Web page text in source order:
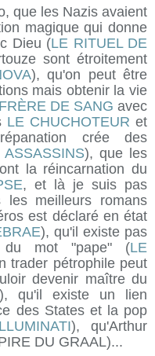
que les Nazis avaient
magique qui donne
Dieu (LE RITUEL DE
sont étroitement
), qu'on peut être
mais obtenir la vie
DE SANG avec
LE CHUCHOTEUR et
crée des
), que les
la réincarnation du
, et là je suis pas
meilleurs romans
est déclaré en état
), qu'il existe pas
du mot "pape" (LE
trader pétrophile peut
devenir maître du
), qu'il existe un lien
des States et la pop
), qu'Arthur
DU GRAAL)...